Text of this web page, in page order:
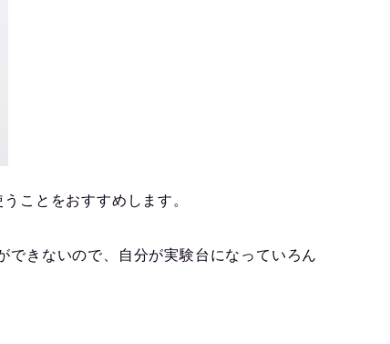
ことをおすすめします。
できないので、自分が実験台になっていろん